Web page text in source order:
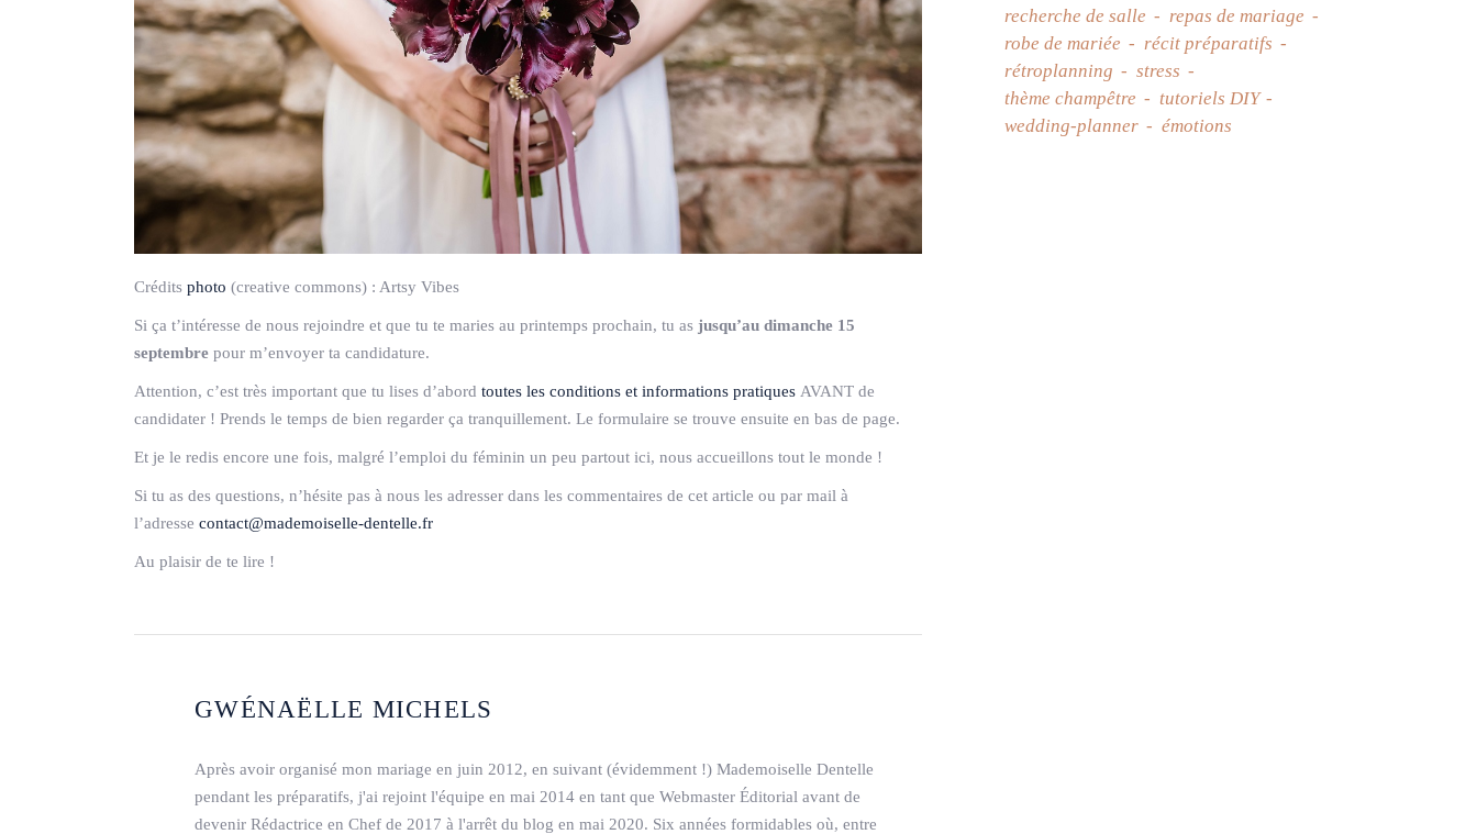
Crédits photo (creative commons) : Artsy Vibes
Si ça t’intéresse de nous rejoindre et que tu te maries au printemps prochain, tu as jusqu’au dimanche 15
septembre pour m’envoyer ta candidature.
Attention, c’est très important que tu lises d’abord toutes les conditions et informations pratiques AVANT de
candidater ! Prends le temps de bien regarder ça tranquillement. Le formulaire se trouve ensuite en bas de page.
Et je le redis encore une fois, malgré l’emploi du féminin un peu partout ici, nous accueillons tout le monde !
Si tu as des questions, n’hésite pas à nous les adresser dans les commentaires de cet article ou par mail à
l’adresse contact@mademoiselle-dentelle.fr
Au plaisir de te lire !
GWÉNAËLLE MICHELS
Après avoir organisé mon mariage en juin 2012, en suivant (évidemment !) Mademoiselle Dentelle
pendant les préparatifs, j'ai rejoint l'équipe en mai 2014 en tant que Webmaster Éditorial avant de
devenir Rédactrice en Chef de 2017 à l'arrêt du blog en mai 2020. Six années formidables où, entre
recherche de salle
repas de mariage
robe de mariée
récit préparatifs
rétroplanning
stress
thème champêtre
tutoriels DIY
wedding-planner
émotions